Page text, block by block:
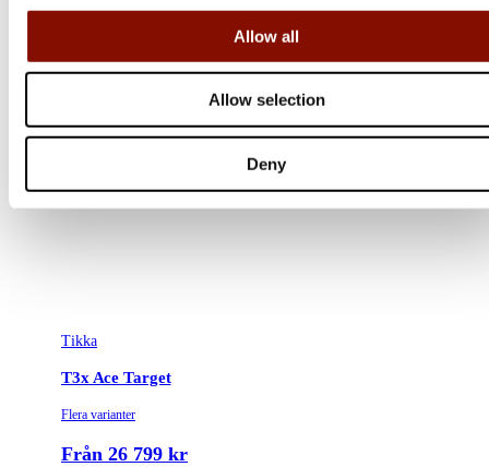
Allow all
Allow selection
Deny
Tikka
T3x Ace Target
Flera varianter
Från 26 799 kr